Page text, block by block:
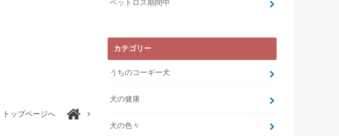
トップページへ
ペットロス期間中
カテゴリー
うちのコーギー犬
犬の健康
犬の色々